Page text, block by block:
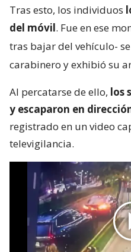
Tras esto, los individuos
del móvil. Fue en ese
tras bajar del vehículo-
carabinero y exhibió su
Al percatarse de ello, los
y escaparon en
registrado en un video
televigilancia.